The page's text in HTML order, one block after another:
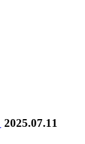
2025.07.11